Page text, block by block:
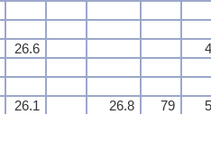
26.6
26.1 26.8 79
26.6
26.1 26.8 79
26.6
26.1 26.8 79
26.6
26.1 26.8 79